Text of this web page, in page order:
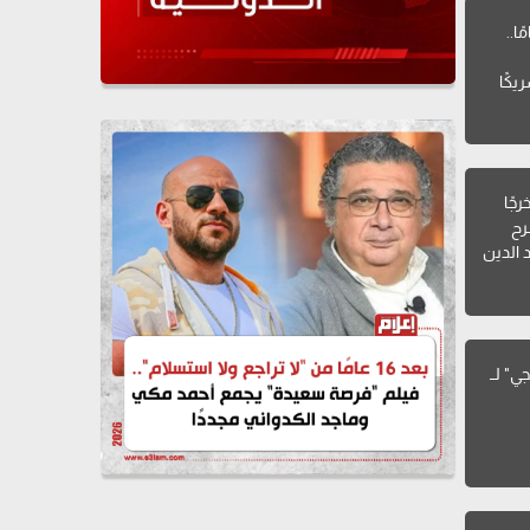
عامًا..
الدين
لــ